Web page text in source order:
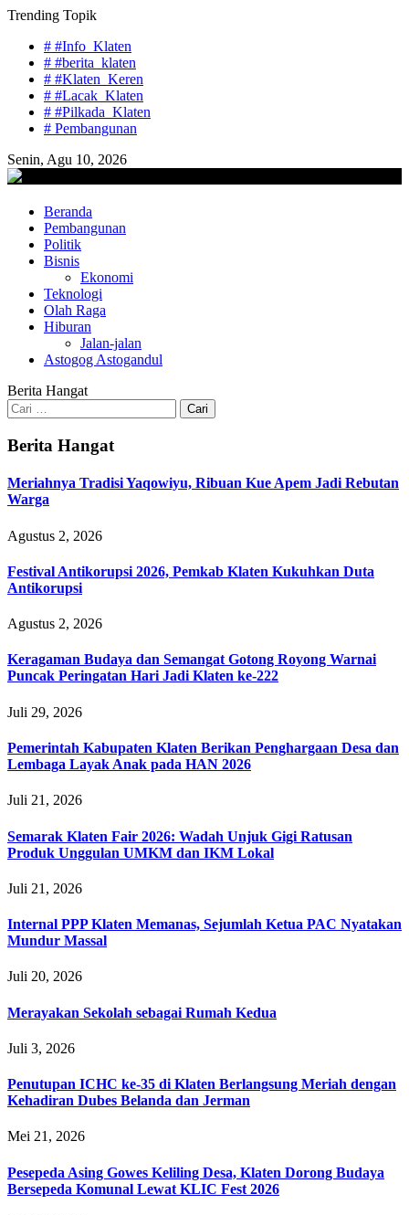
Skip
content
Trending Topik
# #Info_Klaten
# #berita_klaten
# #Klaten_Keren
# #Lacak_Klaten
# #Pilkada_Klaten
# Pembangunan
Senin, Agu 10, 2026
lacaknews.com
Lacak Gaya Baru
Beranda
Pembangunan
Politik
Bisnis
Ekonomi
Teknologi
Olah Raga
Hiburan
Jalan-jalan
Astogog Astogandul
Berita Hangat
Cari
untuk:
Berita Hangat
Meriahnya Tradisi Yaqowiyu, Ribuan Kue Apem Jadi Rebutan
Warga
Agustus 2, 2026
Festival Antikorupsi 2026, Pemkab Klaten Kukuhkan Duta
Antikorupsi
Agustus 2, 2026
Keragaman Budaya dan Semangat Gotong Royong Warnai
Puncak Peringatan Hari Jadi Klaten ke-222
Juli 29, 2026
Pemerintah Kabupaten Klaten Berikan Penghargaan Desa dan
Lembaga Layak Anak pada HAN 2026
Juli 21, 2026
Semarak Klaten Fair 2026: Wadah Unjuk Gigi Ratusan
Produk Unggulan UMKM dan IKM Lokal
Juli 21, 2026
Internal PPP Klaten Memanas, Sejumlah Ketua PAC Nyatakan
Mundur Massal
Juli 20, 2026
Merayakan Sekolah sebagai Rumah Kedua
Juli 3, 2026
Penutupan ICHC ke-35 di Klaten Berlangsung Meriah dengan
Kehadiran Dubes Belanda dan Jerman
Mei 21, 2026
Pesepeda Asing Gowes Keliling Desa, Klaten Dorong Budaya
Bersepeda Komunal Lewat KLIC Fest 2026